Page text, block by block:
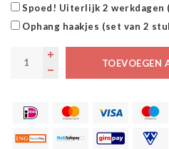
Spoed! Uiterlijk 2 werkdagen
Ophang haakjes (set van 2
TOEVOEGEN